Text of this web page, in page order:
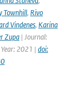
Townhill, Rivo
Vindenes, Karina
Zupa | Journal:
2021 | doi: